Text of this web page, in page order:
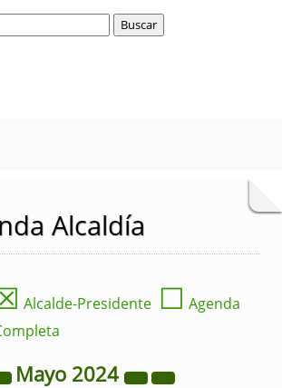
Alcaldía
Alcalde-Presidente ☐ Agenda
Mayo 2024